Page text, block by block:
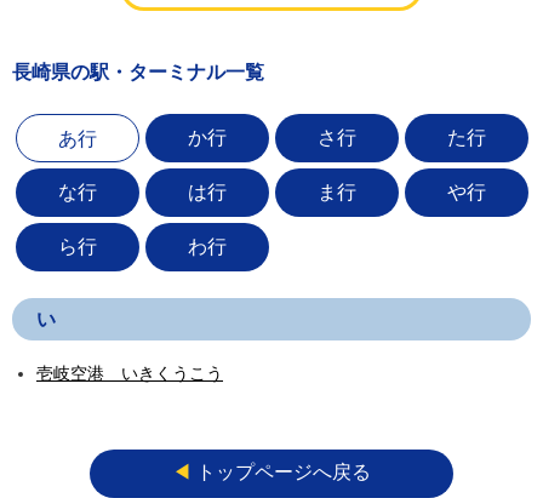
長崎県の駅・ターミナル一覧
あ行 か行 さ行 た行
な行 は行 ま行 や行
ら行 わ行
い
壱岐空港 いきくうこう
◀︎ トップページへ戻る